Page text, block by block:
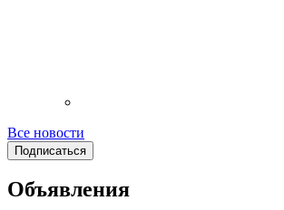
Все новости
Подписаться
Объявления